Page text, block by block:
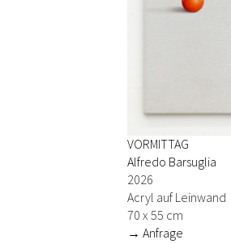
VORMITTAG
Alfredo Barsuglia
2026
Acryl auf Leinwand
70 x 55 cm
→ Anfrage